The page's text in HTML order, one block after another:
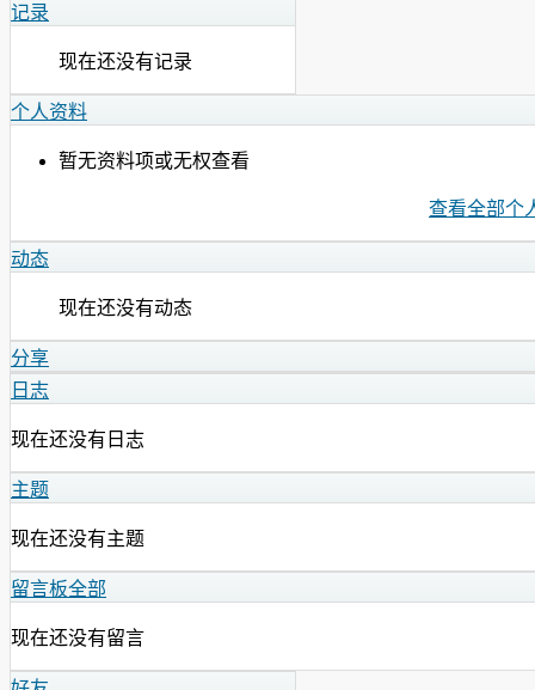
记录
现在还没有记录
个人资料
暂无资料项或无权查看
查看全部个
动态
现在还没有动态
分享
日志
现在还没有日志
主题
现在还没有主题
留言板全部
现在还没有留言